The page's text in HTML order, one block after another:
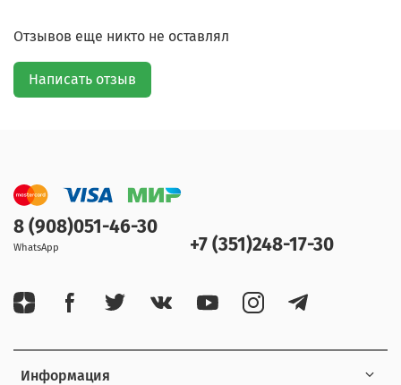
Отзывов еще никто не оставлял
Написать отзыв
Информация
8 (908)051-46-30
WhatsApp +7 (351)248-17-30